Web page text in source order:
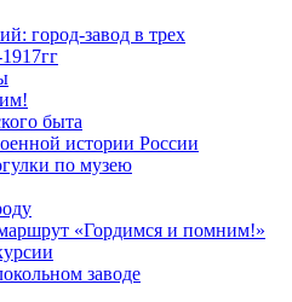
город-завод в трех
быта
истории России
по музею
«Гордимся и помним!»
заводе